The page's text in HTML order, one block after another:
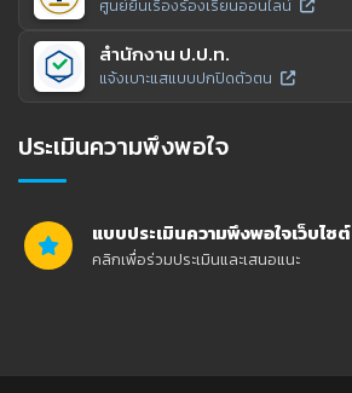
ศูนย์ยื่นเรื่องร้องเรียนออนไลน์
สำนักงาน ป.ป.ท.
แจ้งเบาะแสแบบปกปิดตัวตน
ประเมินความพึงพอใจ
แบบประเมินความพึงพอใจเว็บไซต์
คลิกเพื่อร่วมประเมินและเสนอแนะ